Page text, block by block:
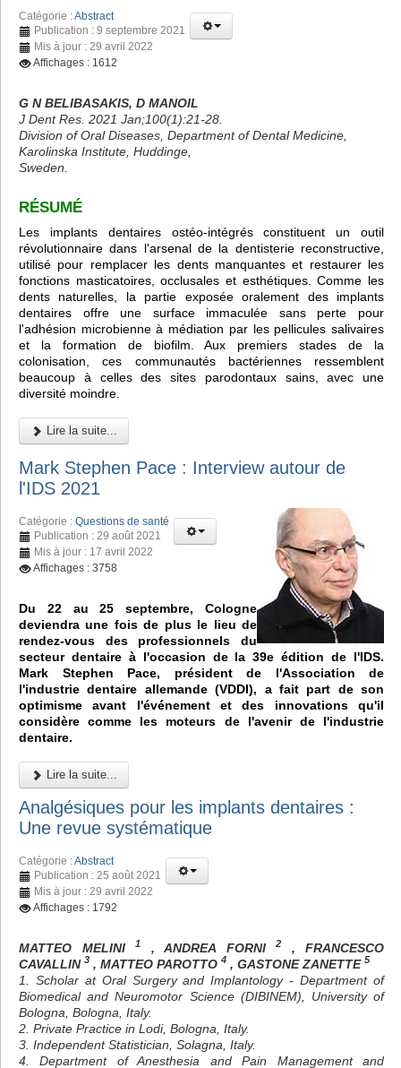
Catégorie :Abstract
Publication : 9 septembre 2021
Mis à jour : 29 avril 2022
Affichages : 1612
G N BELIBASAKIS, D MANOIL
J Dent Res. 2021 Jan;100(1):21-28.
Division of Oral Diseases, Department of Dental Medicine,
Karolinska Institute, Huddinge,
Sweden.
RÉSUMÉ
Les implants dentaires ostéo-intégrés constituent un outil
révolutionnaire dans l'arsenal de la dentisterie reconstructive,
utilisé pour remplacer les dents manquantes et restaurer les
fonctions masticatoires, occlusales et esthétiques. Comme les
dents naturelles, la partie exposée oralement des implants
dentaires offre une surface immaculée sans perte pour
l'adhésion microbienne à médiation par les pellicules salivaires
et la formation de biofilm. Aux premiers stades de la
colonisation, ces communautés bactériennes ressemblent
beaucoup à celles des sites parodontaux sains, avec une
diversité moindre.
Lire la suite...
Mark Stephen Pace : Interview autour de
l'IDS 2021
Catégorie : Questions de santé
Publication : 29 août 2021
Mis à jour : 17 avril 2022
Affichages : 3758
Du 22 au 25 septembre, Cologne
deviendra une fois de plus le lieu de
rendez-vous des professionnels du
secteur dentaire à l'occasion de la 39e édition de l'IDS.
Mark Stephen Pace, président de l'Association de
l'industrie dentaire allemande (VDDI), a fait part de son
optimisme avant l'événement et des innovations qu'il
considère comme les moteurs de l'avenir de l'industrie
dentaire.
Lire la suite...
Analgésiques pour les implants dentaires :
Une revue systématique
Catégorie :Abstract
Publication : 25 août 2021
Mis à jour : 29 avril 2022
Affichages : 1792
MATTEO MELINI 1 , ANDREA FORNI 2
, FRANCESCO
CAVALLIN 3 , MATTEO PAROTTO 4 , GASTONE ZANETTE 5
1. Scholar at Oral Surgery and Implantology - Department of
Biomedical and Neuromotor Science (DIBINEM), University of
Bologna, Bologna, Italy.
2. Private Practice in Lodi, Bologna, Italy.
3. Independent Statistician, Solagna, Italy.
4. Department of Anesthesia and Pain Management and